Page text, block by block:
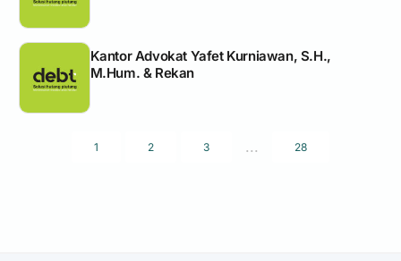
Kantor Advokat Yafet Kurniawan, S.H.,
M.Hum. & Rekan
1 2 3 ... 28